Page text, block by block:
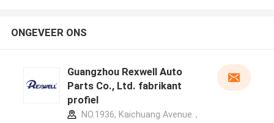
ONGEVEER ONS
Guangzhou Rexwell Auto
Parts Co., Ltd. fabrikant
profiel
NO.1936, Kaichuang Avenue，